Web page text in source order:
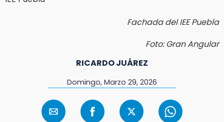
Fachada del IEE Puebla
Foto: Gran Angular
RICARDO JUÁREZ
Domingo, Marzo 29, 2026